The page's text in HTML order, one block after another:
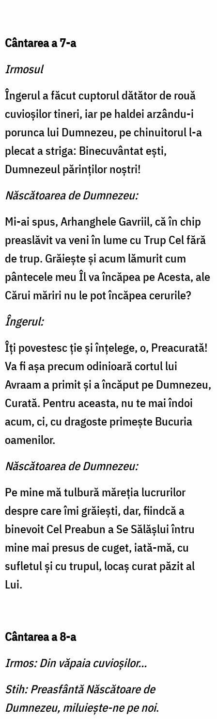
Cântarea a 7-a
Irmosul
Îngerul a făcut cuptorul dă­tător de rouă
cuvioşilor tineri, iar pe haldei arzându-i
porunca lui Dumnezeu, pe chi­nuitorul l-a
plecat a striga: Binecuvântat eşti,
Dumnezeul părinţilor noştri!
Născătoarea de Dumnezeu:
Mi-ai spus, Arhanghele Gavriil, că în chip
preaslăvit va veni în lume cu Trup Cel fără
de trup. Grăieşte şi acum lămurit cum
pântecele meu Îl va încăpea pe Acesta, ale
Cărui măriri nu le pot încăpea cerurile?
Îngerul:
Îţi povestesc ţie şi înţelege, o, Preacurată!
Va fi aşa precum odinioară cortul lui
Avraam a primit şi a încăput pe Dumnezeu,
Curată. Pentru aceasta, nu te mai îndoi
acum, ci, cu dragoste primeşte Bucuria
oamenilor.
Născătoarea de Dumnezeu:
Pe mine mă tulbură măreţia lucrurilor
despre care îmi grăieşti, dar, fiindcă a
binevoit Cel Preabun a Se Sălăşlui întru
mine mai presus de cuget, iată-mă, cu
sufletul şi cu trupul, locaş curat păzit al
Lui.
Cântarea a 8-a
Irmos: Din văpaia cuvioşilor...
Stih: Preasfântă Născătoare de
Dumnezeu, miluieşte-ne pe noi.